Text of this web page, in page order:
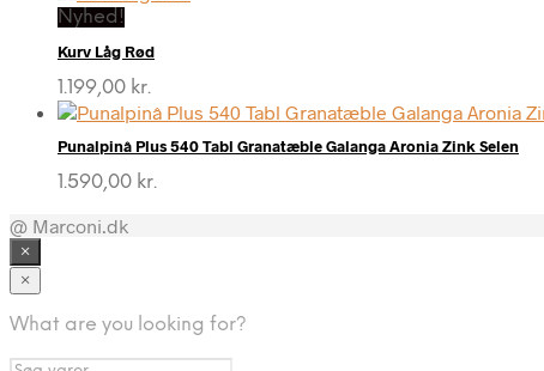
Nyhed!
Kurv Låg Rød
1.199,00 kr.
Punalpinâ Plus 540 Tabl Granatæble Galanga Aronia Zink Selen
1.590,00 kr.
@ Marconi.dk
×
×
What are you looking for?